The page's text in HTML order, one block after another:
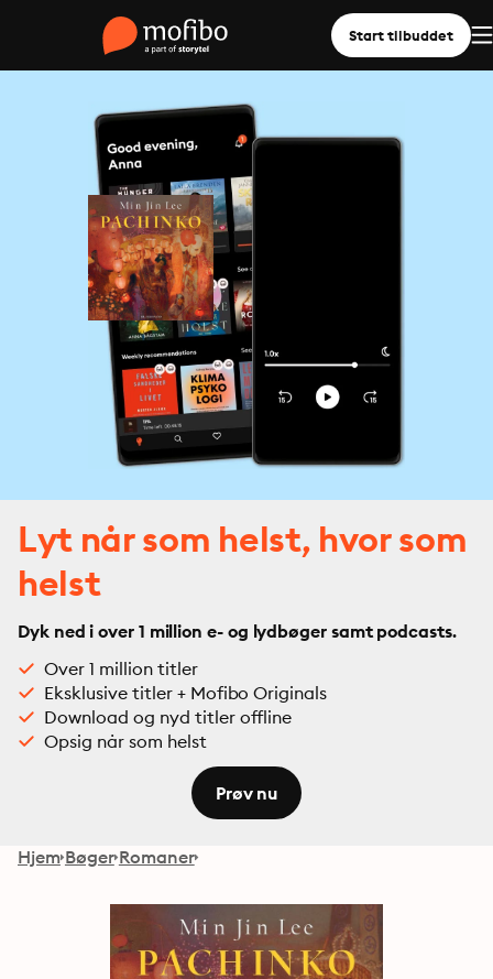
Start tilbuddet
Lyt når som helst, hvor som
helst
Dyk ned i over 1 million e- og lydbøger samt podcasts.
Over 1 million titler
Eksklusive titler + Mofibo Originals
Download og nyd titler offline
Opsig når som helst
Prøv nu
Hjem Bøger Romaner